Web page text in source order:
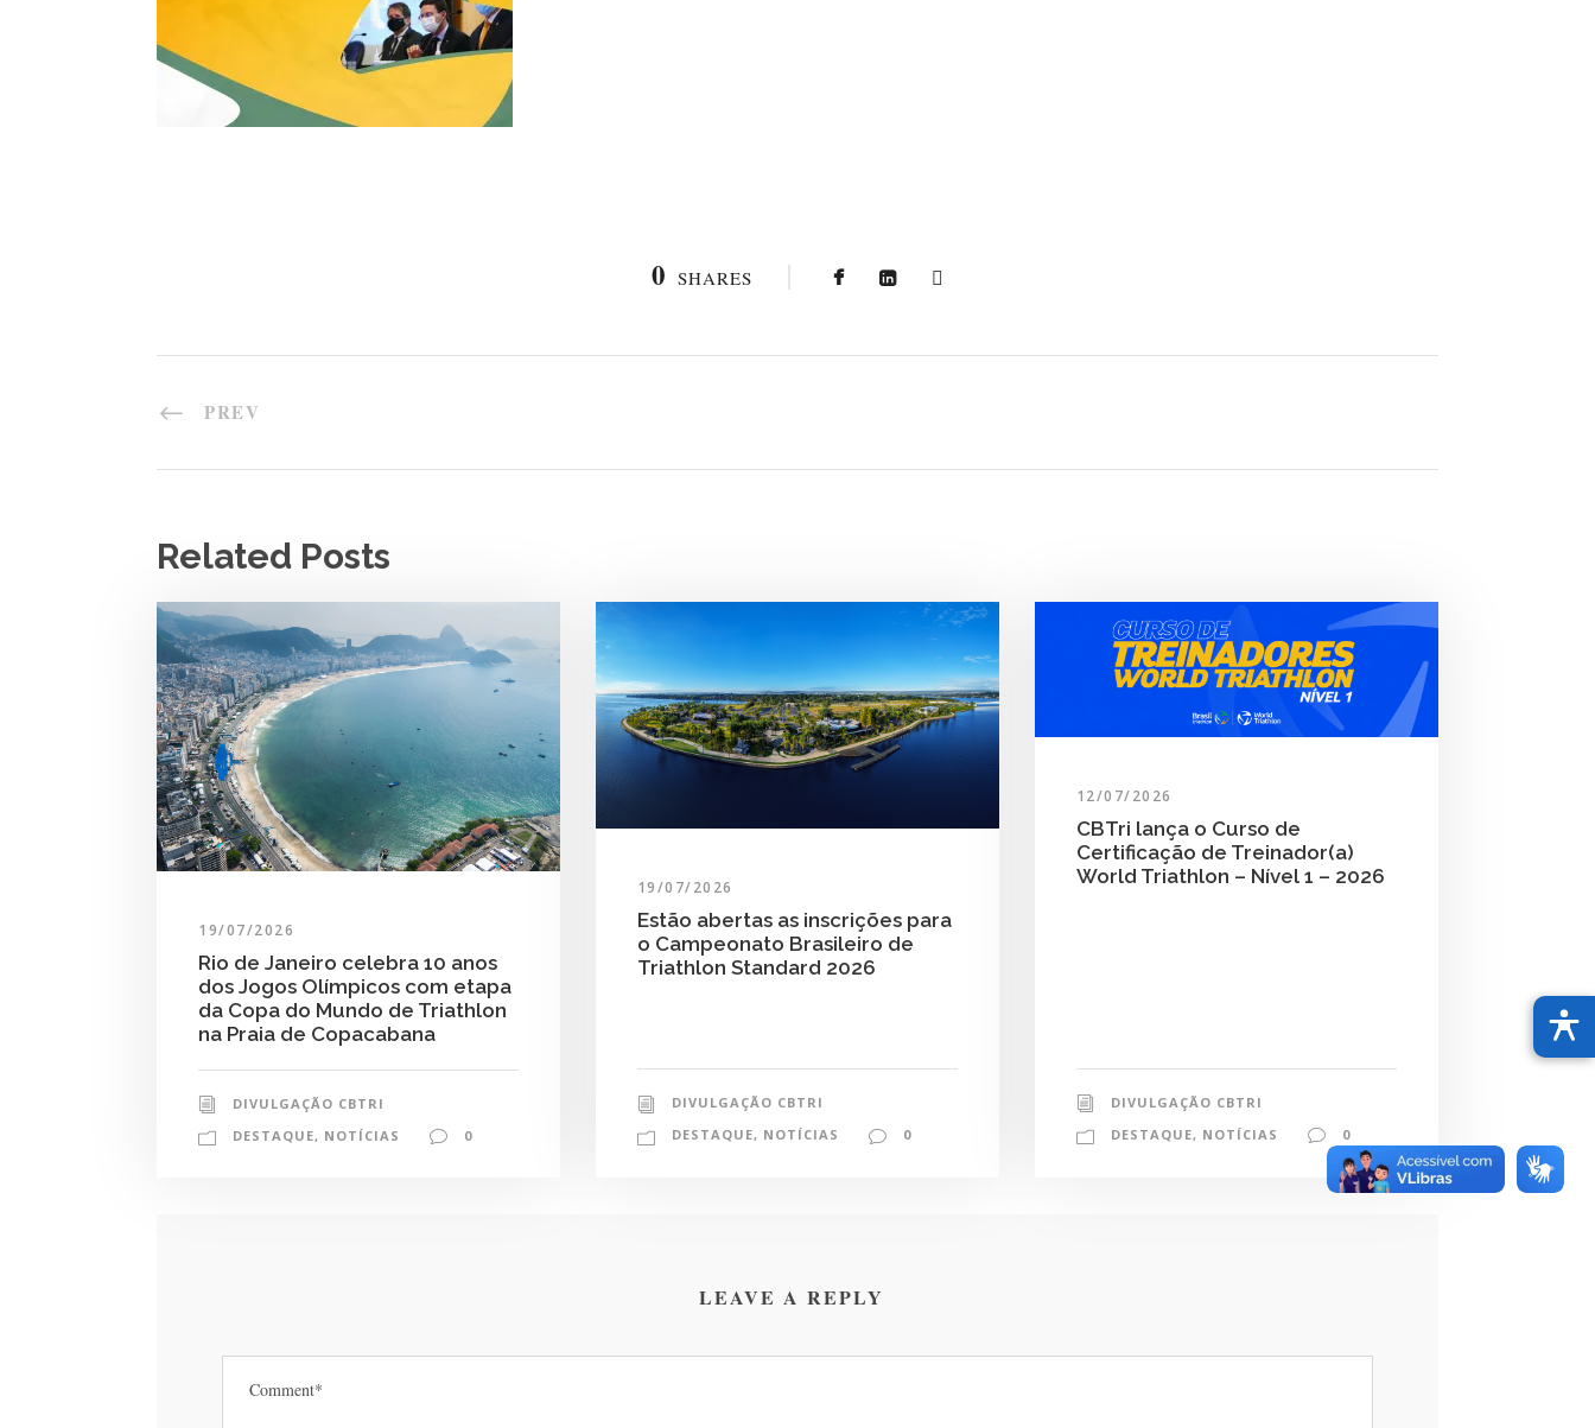
0 SHARES
PREV
Related Posts
19/07/2026
Rio de Janeiro celebra 10 anos
dos Jogos Olímpicos com etapa
da Copa do Mundo de Triathlon
na Praia de Copacabana
DIVULGAÇÃO CBTRI
DESTAQUE, NOTÍCIAS 0
19/07/2026
Estão abertas as inscrições para
o Campeonato Brasileiro de
Triathlon Standard 2026
DIVULGAÇÃO CBTRI
DESTAQUE, NOTÍCIAS 0
12/07/2026
CBTri lança o Curso de
Certificação de Treinador(a)
World Triathlon – Nível 1 – 2026
DIVULGAÇÃO CBTRI
DESTAQUE, NOTÍCIAS 0
LEAVE A REPLY